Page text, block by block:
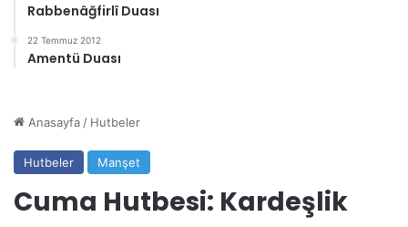
Rabbenâğfirlî Duası
22 Temmuz 2012
Amentü Duası